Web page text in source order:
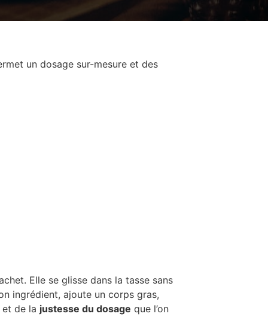
un dosage sur-mesure et des
Elle se glisse dans la tasse sans
ingrédient, ajoute un corps gras,
et de la justesse du dosage que l’on